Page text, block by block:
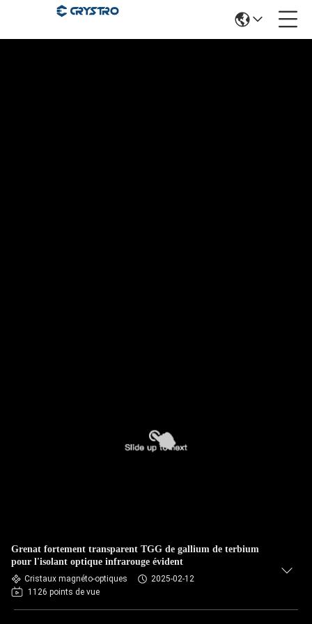
Grenat fortement transparent TGG de gallium de terbium
pour l'isolant optique infrarouge évident
Cristaux magnéto-optiques
2025-02-12
1126 points de vue